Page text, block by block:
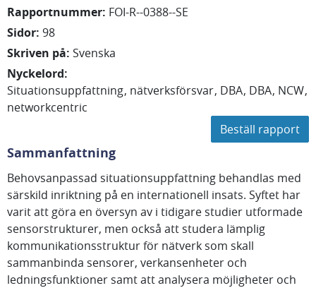
Rapportnummer: FOI-R--0388--SE
Sidor: 98
Skriven på: Svenska
Nyckelord:
Situationsuppfattning nätverksförsvar DBA DBA NCW
networkcentric
Beställ rapport
Sammanfattning
Behovsanpassad situationsuppfattning behandlas med
särskild inriktning på en internationell insats. Syftet har
varit att göra en översyn av i tidigare studier utformade
sensorstrukturer, men också att studera lämplig
kommunikationsstruktur för nätverk som skall
sammanbinda sensorer, verkansenheter och
ledningsfunktioner samt att analysera möjligheter och